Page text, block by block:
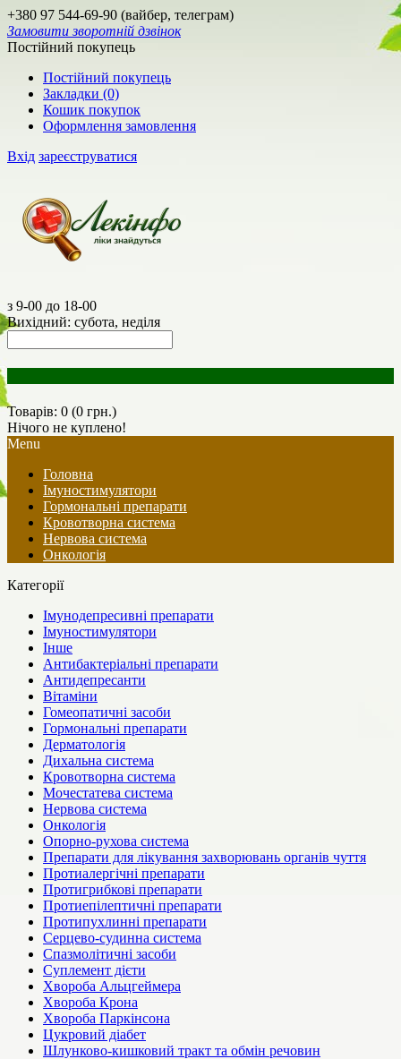
+380 97 544-69-90 (вайбер, телеграм)
Замовити зворотній дзвінок
Постійний покупець
Постійний покупець
Закладки (0)
Кошик покупок
Оформлення замовлення
Вхід зареєструватися
з 9-00 до 18-00
Вихідний: субота, неділя
Товарів: 0 (0 грн.)
Нічого не куплено!
Menu
Головна
Імуностимулятори
Гормональні препарати
Кровотворна система
Нервова система
Онкологія
Категорії
Імунодепресивні препарати
Імуностимулятори
Інше
Антибактеріальні препарати
Антидепресанти
Вітаміни
Гомеопатичні засоби
Гормональні препарати
Дерматологія
Дихальна система
Кровотворна система
Мочестатева система
Нервова система
Онкологія
Опорно-рухова система
Препарати для лікування захворювань органів чуття
Протиалергічні препарати
Протигрибкові препарати
Протиепілептичні препарати
Протипухлинні препарати
Серцево-судинна система
Спазмолітичні засоби
Суплемент дієти
Хвороба Альцгеймера
Хвороба Крона
Хвороба Паркінсона
Цукровий діабет
Шлунково-кишковий тракт та обмін речовин